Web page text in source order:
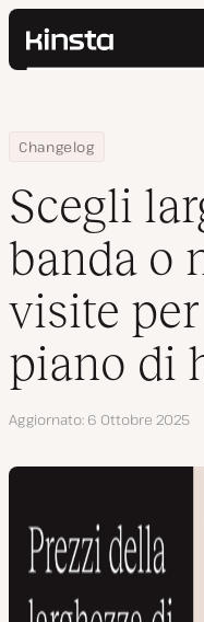
Kinsta®
Prezzi
Contatti
Cerca
Home
Changelog
Scegli larghezza di
Scegli
banda o
visite
piano di
Aggiornato 6 Ottobre 2025